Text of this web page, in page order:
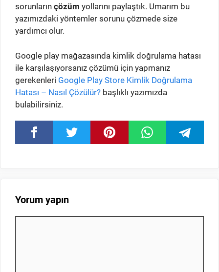
sorunların çözüm yollarını paylaştık. Umarım bu
yazımızdaki yöntemler sorunu çözmede size
yardımcı olur.
Google play mağazasında kimlik doğrulama hatası
ile karşılaşıyorsanız çözümü için yapmanız
gerekenleri Google Play Store Kimlik Doğrulama
Hatası – Nasıl Çözülür? başlıklı yazımızda
bulabilirsiniz.
Yorum yapın